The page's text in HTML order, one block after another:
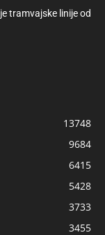
tramvajske linije od
13748
9684
6415
5428
3733
3455